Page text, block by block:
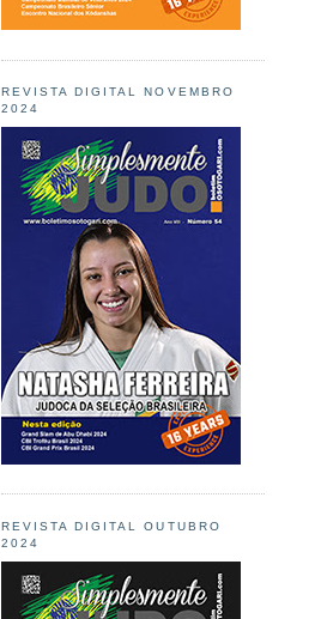
REVISTA DIGITAL NOVEMBRO
2024
REVISTA DIGITAL OUTUBRO
2024